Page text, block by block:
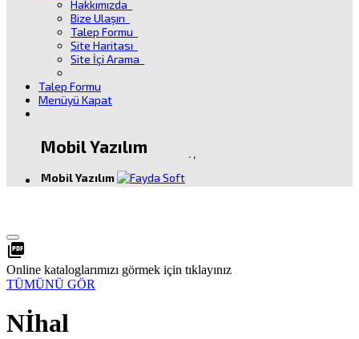
Hakkımızda
Bize Ulaşın
Talep Formu
Site Haritası
Site İçi Arama
Talep Formu
Menüyü Kapat
Mobil Yazılım
Mobil Yazılım
. ,
picture_as_pdf
Online kataloglarımızı görmek için tıklayınız
TÜMÜNÜ GÖR
Nİhal